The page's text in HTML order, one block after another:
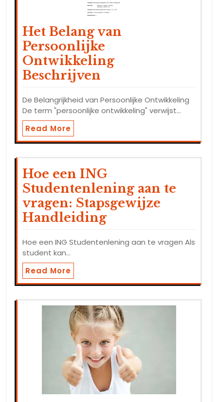
Het Belang van
Persoonlijke
Ontwikkeling
Beschrijven
De Belangrijkheid van Persoonlijke Ontwikkeling
De term "persoonlijke ontwikkeling" verwijst…
Read More
Hoe een ING
Studentenlening aan te
vragen: Stapsgewijze
Handleiding
Hoe een ING Studentenlening aan te vragen Als
student kan…
Read More